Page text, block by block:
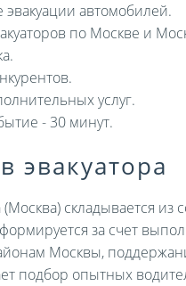
автомобилей.
по Москве и
услуг.
- 30 минут.
эвакуатора
(Москва) складывается
за счет
Москвы,
подбор опытных